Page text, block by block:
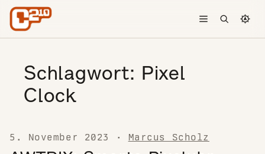
Skip to content
Toggle menu
Open
Schlagwort: Pixel
Clock
5. November 2023 · Marcus Scholz